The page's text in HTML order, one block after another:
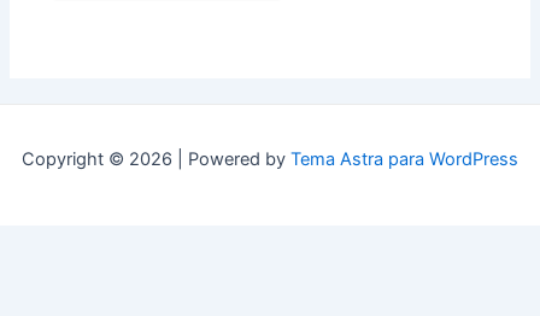
Copyright © 2026 | Powered by Tema Astra para WordPress